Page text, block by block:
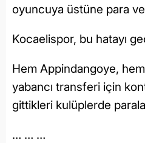
oyuncuya üstüne para
Kocaelispor, bu hatayı
Hem Appindangoye,
yabancı transferi için
gittikleri kulüplerde
… … …